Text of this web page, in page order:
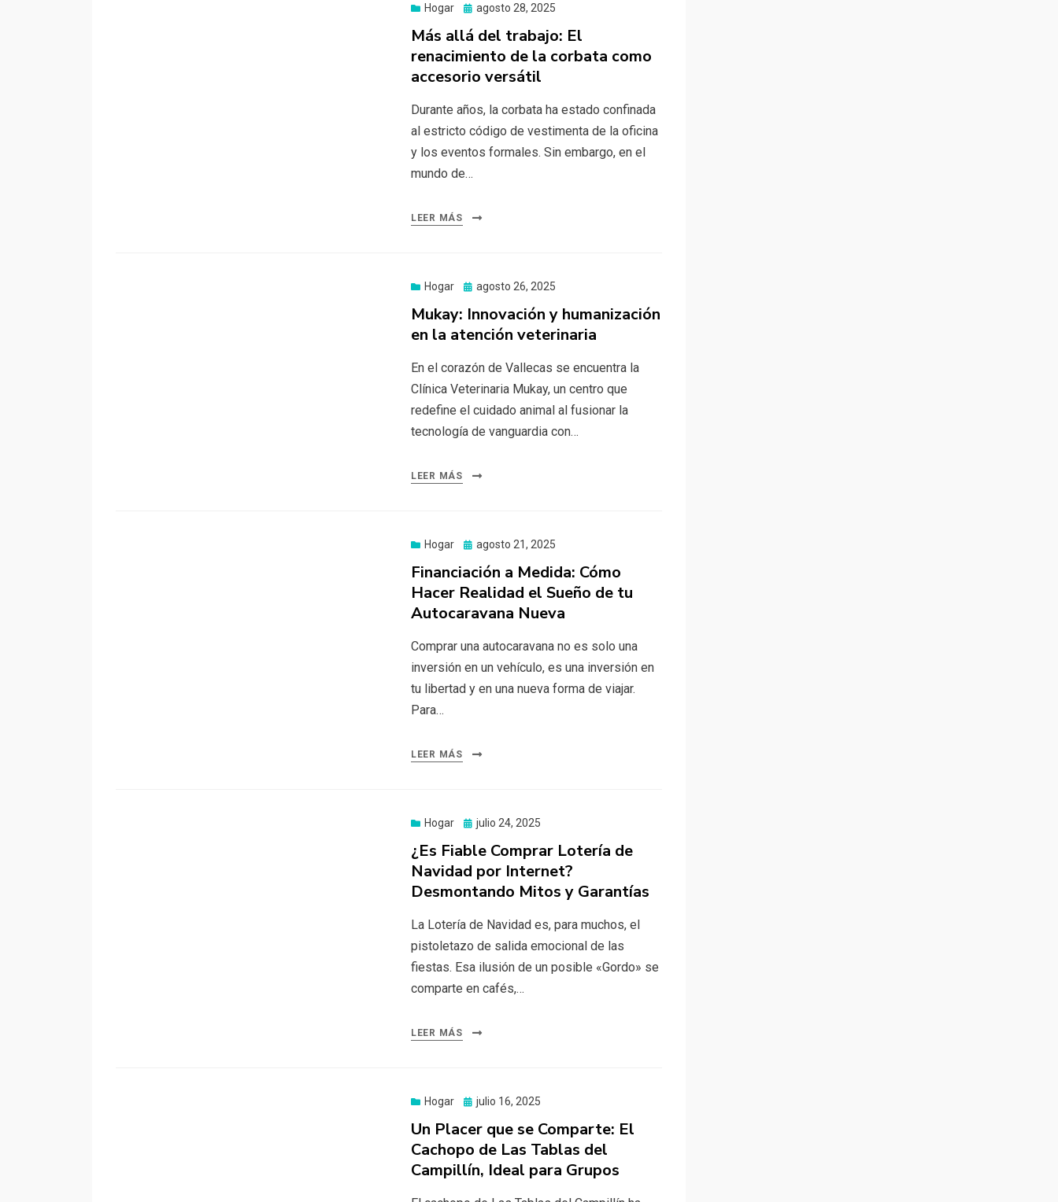
Hogar
Publicado
el
agosto 28, 2025
Más allá del trabajo: El
renacimiento de la corbata como
accesorio versátil
Durante años, la corbata ha estado confinada
al estricto código de vestimenta de la oficina
y los eventos formales. Sin embargo, en el
mundo de…
LEER MÁS
Hogar
Publicado
agosto 26, 2025
Mukay: Innovación y humanización
en la atención veterinaria
En el corazón de Vallecas se encuentra la
Clínica Veterinaria Mukay, un centro que
redefine el cuidado animal al fusionar la
tecnología de vanguardia con…
LEER MÁS
Hogar
Publicado
agosto 21, 2025
Financiación a Medida: Cómo
Hacer Realidad el Sueño de tu
Autocaravana Nueva
Comprar una autocaravana no es solo una
inversión en un vehículo, es una inversión en
tu libertad y en una nueva forma de viajar.
Para…
LEER MÁS
Hogar
Publicado
julio 24, 2025
¿Es Fiable Comprar Lotería de
Navidad por Internet?
Desmontando Mitos y Garantías
La Lotería de Navidad es, para muchos, el
pistoletazo de salida emocional de las
fiestas. Esa ilusión de un posible «Gordo» se
comparte en cafés,…
LEER MÁS
Hogar
Publicado
julio 16, 2025
Un Placer que se Comparte: El
Cachopo de Las Tablas del
Campillín, Ideal para Grupos